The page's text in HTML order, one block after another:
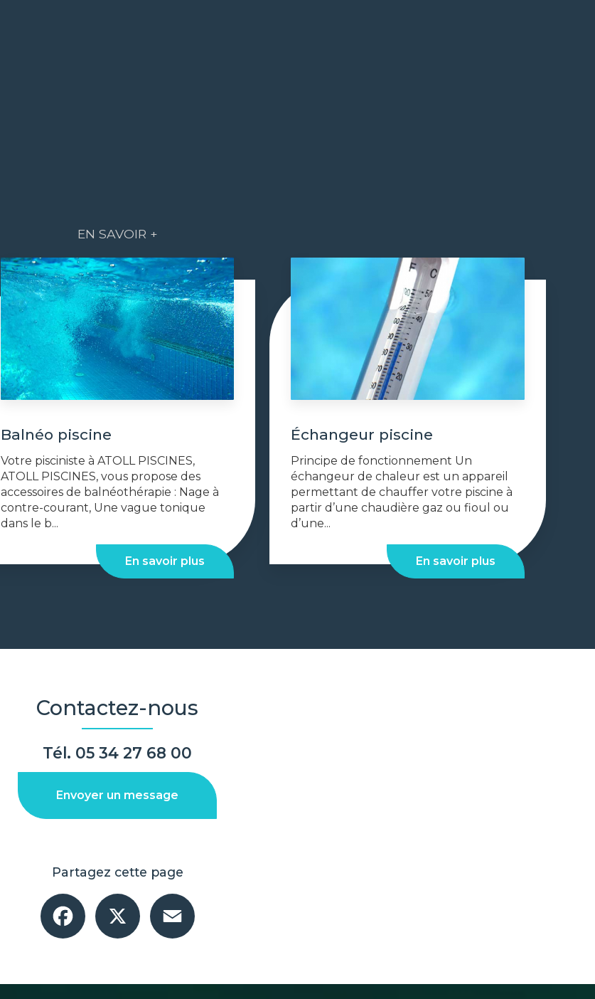
EN SAVOIR +
Balnéo piscine
Votre pisciniste à ATOLL PISCINES,
ATOLL PISCINES, vous propose des
accessoires de balnéothérapie : Nage à
contre-courant, Une vague tonique
dans le b...
En savoir plus
Échangeur piscine
Principe de fonctionnement Un
échangeur de chaleur est un appareil
permettant de chauffer votre piscine à
partir d’une chaudière gaz ou fioul ou
d’une...
En savoir plus
Contactez-nous
Tél. 05 34 27 68 00
Envoyer un message
Partagez cette page
Facebook